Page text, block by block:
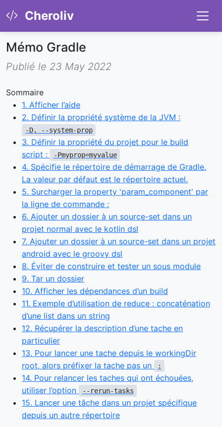
Cheroliv
Mémo Gradle
Publié le 23 May 2022
Sommaire
1. Afficher l’aide
2. Définir la propriété système de la JVM :
-D, --system-prop
3. Définir la propriété du projet pour le build
script :
-Pmyprop=myvalue
4. Spécifie le répertoire de démarrage de Gradle.
La valeur par défaut est le répertoire actuel.
5. Surcharger la property 'param_component' par
la ligne de commande :
6. Ajouter un dossier à un source-set dans un
projet normal avec le kotlin dsl
7. Ajouter un dossier à un source-set dans un projet
android avec le groovy dsl
8. Éviter de construire et tester un sous module
9. Tar un dossier
10. Afficher les dépendances d’un build
11. Exemple d’utilisation de reduce : concaténation
d’une list dans un string
12. Récupérer la description d’une tache en
particulier
13. Pour lancer une tache depuis le workingDir
root, alors préfixer la tache pas un
:
14. Pour relancer les taches qui ont échouées,
utiliser l’option
--rerun-tasks
15. Lancer une tâche dans un projet spécifique
depuis un autre répertoire